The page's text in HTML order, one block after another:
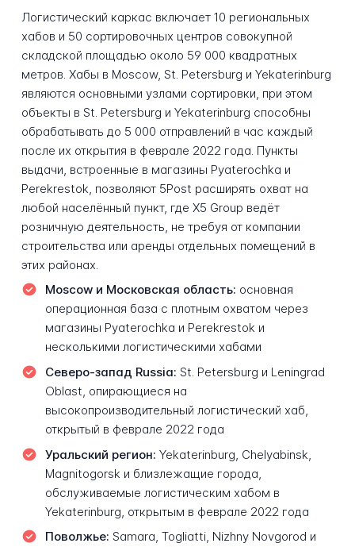
Логистический каркас включает 10 региональных
хабов и 50 сортировочных центров совокупной
складской площадью около 59 000 квадратных
метров. Хабы в Moscow, St. Petersburg и Yekaterinburg
являются основными узлами сортировки, при этом
объекты в St. Petersburg и Yekaterinburg способны
обрабатывать до 5 000 отправлений в час каждый
после их открытия в феврале 2022 года. Пункты
выдачи, встроенные в магазины Pyaterochka и
Perekrestok, позволяют 5Post расширять охват на
любой населённый пункт, где X5 Group ведёт
розничную деятельность, не требуя от компании
строительства или аренды отдельных помещений в
этих районах.
Moscow и Московская область: основная
операционная база с плотным охватом через
магазины Pyaterochka и Perekrestok и
несколькими логистическими хабами
Северо-запад Russia: St. Petersburg и Leningrad
Oblast, опирающиеся на
высокопроизводительный логистический хаб,
открытый в феврале 2022 года
Уральский регион: Yekaterinburg, Chelyabinsk,
Magnitogorsk и близлежащие города,
обслуживаемые логистическим хабом в
Yekaterinburg, открытым в феврале 2022 года
Поволжье: Samara, Togliatti, Nizhny Novgorod и